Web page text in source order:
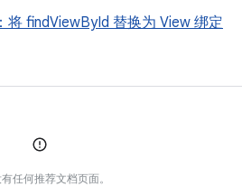
findViewById 替换为 View 绑定
任何推荐文档页面。